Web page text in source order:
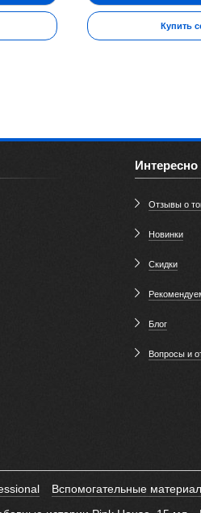
Купить
Интересно
Отзывы о
Новинки
Скидки
Блог
Вопросы и
Вспомогательные